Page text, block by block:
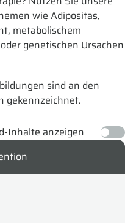
wie Adipositas,
metabolischem
genetischen Ursachen
sind an den
gekennzeichnet.
Inhalte anzeigen